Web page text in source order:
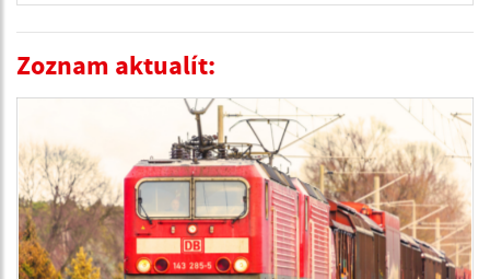
Zoznam aktualít: